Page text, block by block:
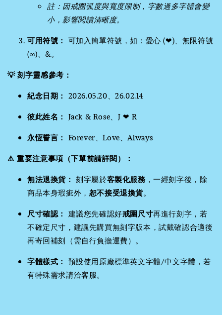
註：因戒圈弧度與寬度限制，字數過多字體會變
小，影響閱讀清晰度。
可用符號： 可加入簡單符號，如：愛心 (❤)、無限符號
(∞)、&。
💡 刻字靈感參考：
紀念日期： 2026.05.20、26.02.14
彼此姓名： Jack & Rose、J ❤ R
永恆誓言： Forever、Love、Always
⚠️ 重要注意事項（下單前請詳閱）：
無法退換貨： 刻字屬於客製化服務 ，一經刻字後，除
商品本身瑕疵外， 恕不接受退換貨。
尺寸確認： 建議您先確認好戒圍尺寸再進行刻字，若
不確定尺寸，建議先購買無刻字版本，試戴確認合適後
再寄回補刻（需自行負擔運費）。
字體樣式： 預設使用原廠標準英文字體/中文字體，若
有特殊需求請洽客服。